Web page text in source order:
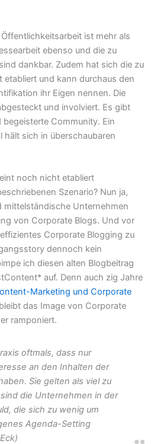
ist mehr als
ebenso und die zu
dankbar. Zudem hat sich die zu
etabliert und kann durchaus den
ihr Eigen nennen. Die
und involviert. Es gibt
Community. Ein
hält sich in überschaubaren
noch nicht etabliert
Szenario? Nun ja,
mittelständische Unternehmen
von Corporate Blogs. Und vor
Corporate Blogging zu
dennoch kein
ich diesen alten Blogbeitrag
auf. Denn auch zig Jahre
Marketing und Corporate
das Image von Corporate
ramponiert.
oftmals, dass nur
an den Inhalten der
Sie gelten als viel zu
die Unternehmen in der
die sich zu wenig um
Agenda-Setting